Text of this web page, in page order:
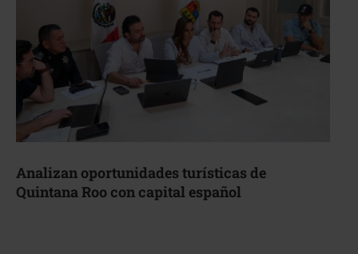
Analizan oportunidades turísticas de
Quintana Roo con capital español